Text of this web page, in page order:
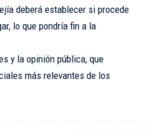
deberá establecer si procede
lo que pondría fin a la
y la opinión pública, que
más relevantes de los